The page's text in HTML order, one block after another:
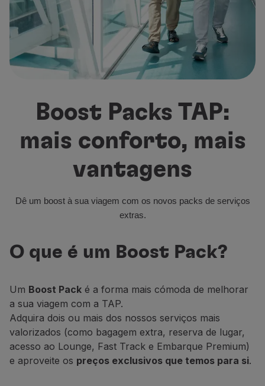
Voar em Economy
Refeições a bordo
Entretenimento
Wi-Fi
Gerir reserva
Gestão da Reserva
Fatura online
TAP Vouchers
Extras
Alugar carro
TAP Miles&Go
Programa TAP Miles&Go
Acumular milhas
Utilizar milhas
Club TAP Miles&Go
Promoções e Ofertas
Central de ajuda
Perguntas frequentes
Pedidos e reclamações
Contactos
Boost Packs TAP:
mais conforto, mais
vantagens
Dê um boost à sua viagem com os novos packs de serviços
extras.
O que é um Boost Pack?
Um Boost Pack é a forma mais cómoda de melhorar
a sua viagem com a TAP.
Adquira dois ou mais dos nossos serviços mais
valorizados (como bagagem extra, reserva de lugar,
acesso ao Lounge, Fast Track e Embarque Premium)
e aproveite os preços exclusivos que temos para si.